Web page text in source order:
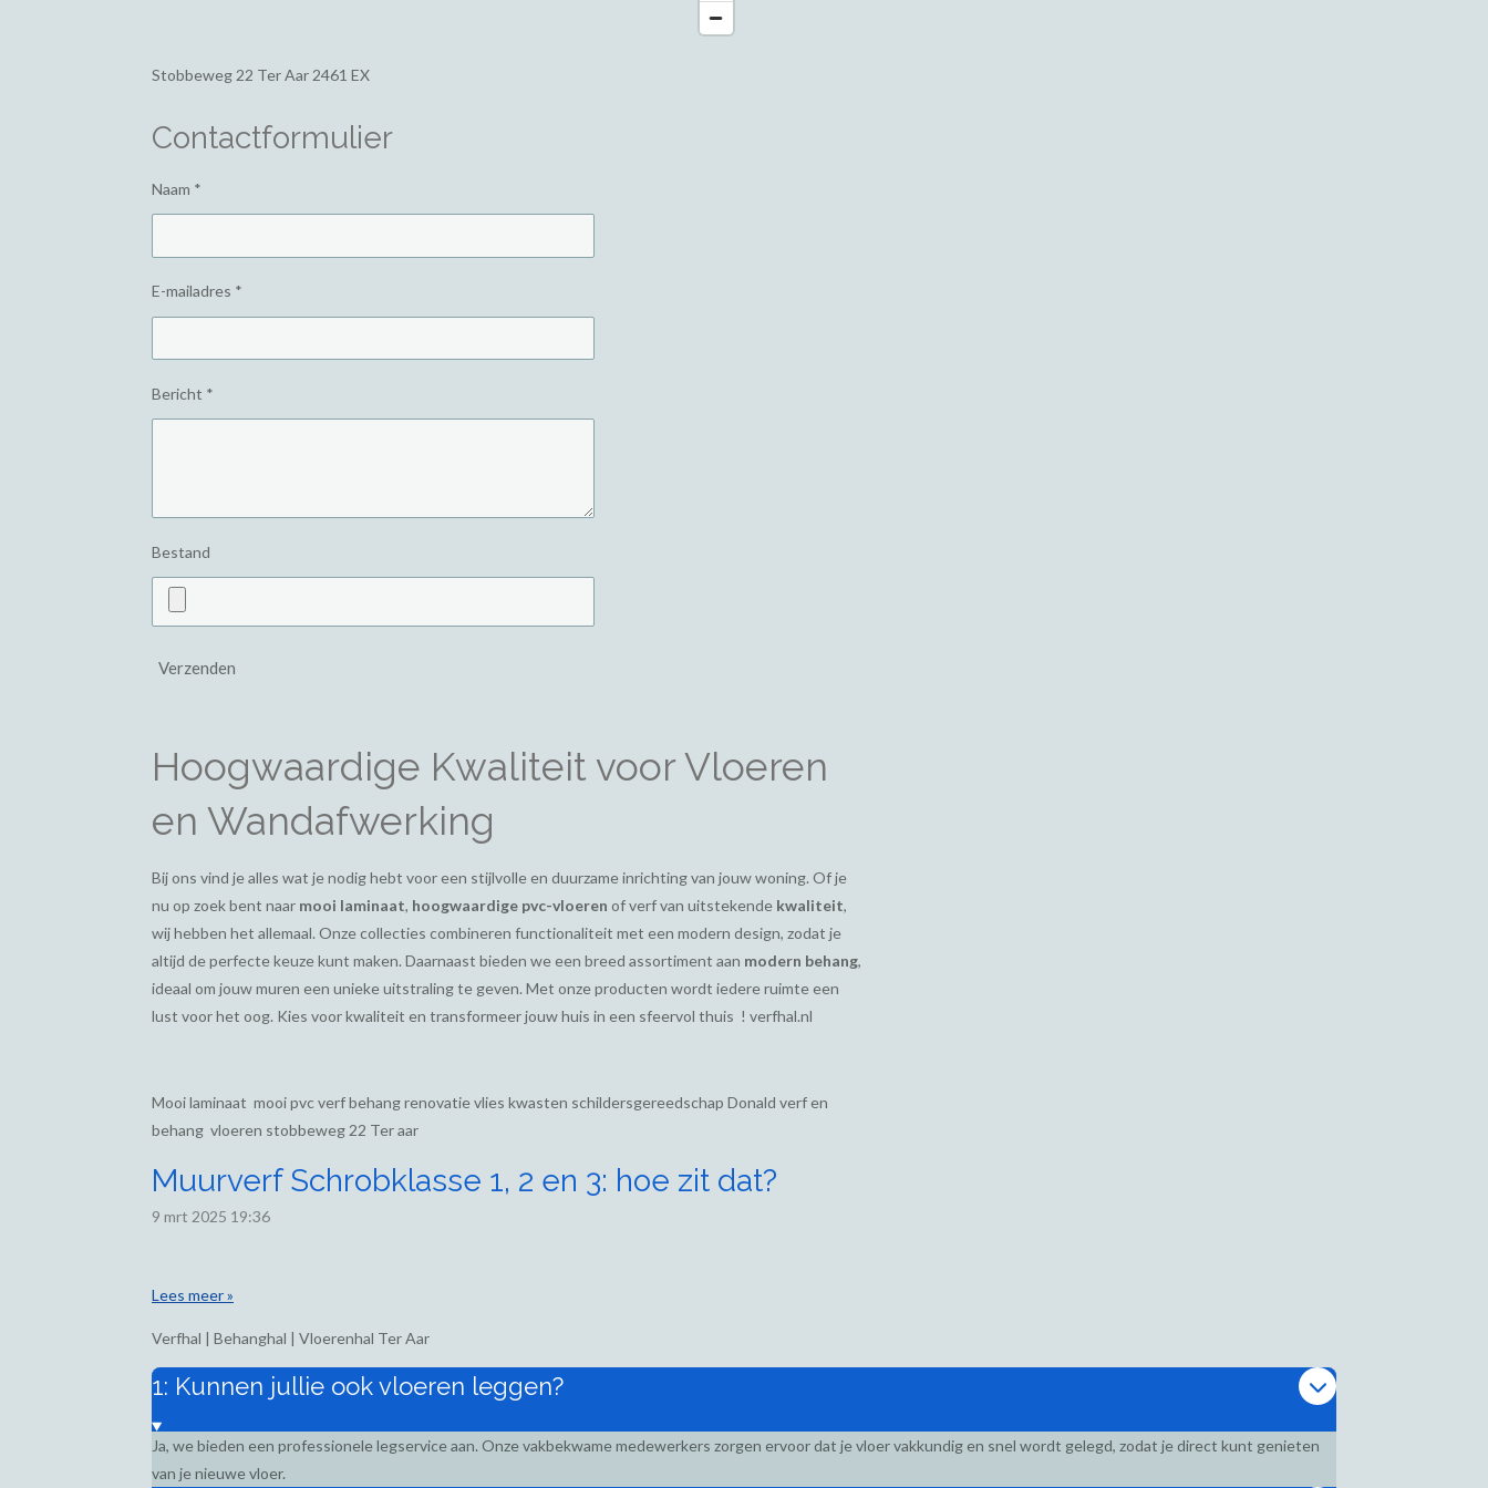
Stobbeweg 22 Ter Aar 2461 EX
Contactformulier
Naam *
E-mailadres *
Bericht *
Bestand
Verzenden
Hoogwaardige Kwaliteit voor Vloeren
en Wandafwerking
Bij ons vind je alles wat je nodig hebt voor een stijlvolle en duurzame inrichting van jouw woning. Of je
nu op zoek bent naar mooi laminaat, hoogwaardige pvc-vloeren of verf van uitstekende kwaliteit,
wij hebben het allemaal. Onze collecties combineren functionaliteit met een modern design, zodat je
altijd de perfecte keuze kunt maken. Daarnaast bieden we een breed assortiment aan modern behang,
ideaal om jouw muren een unieke uitstraling te geven. Met onze producten wordt iedere ruimte een
lust voor het oog. Kies voor kwaliteit en transformeer jouw huis in een sfeervol thuis ! verfhal.nl
Mooi laminaat mooi pvc verf behang renovatie vlies kwasten schildersgereedschap Donald verf en
behang vloeren stobbeweg 22 Ter aar
Muurverf Schrobklasse 1, 2 en 3: hoe zit dat?
9 mrt 2025 19:36
Lees meer »
Verfhal | Behanghal | Vloerenhal Ter Aar
1: Kunnen jullie ook vloeren leggen?
Ja, we bieden een professionele legservice aan. Onze vakbekwame medewerkers zorgen ervoor dat je vloer vakkundig en snel wordt gelegd, zodat je direct kunt genieten
van je nieuwe vloer.